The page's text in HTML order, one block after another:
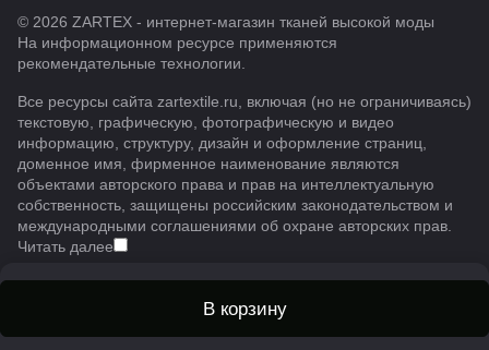
В корзину
© 2026 ZARTEX - интернет-магазин тканей высокой моды
На информационном ресурсе применяются
рекомендательные технологии
Все ресурсы сайта zartextile.ru, включая (но не ограничиваясь)
текстовую, графическую, фотографическую и видео
информацию, структуру, дизайн и оформление страниц,
доменное имя, фирменное наименование являются
объектами авторского права и прав на интеллектуальную
собственность, защищены российским законодательством и
международными соглашениями об охране авторских прав.
Читать далее